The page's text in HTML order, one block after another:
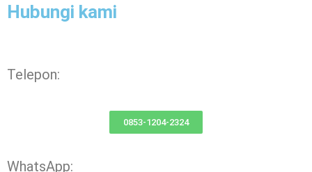
Hubungi kami
Telepon:
0853-1204-2324
WhatsApp: